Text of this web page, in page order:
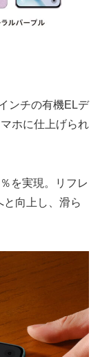
ンチの有機ELデ
ホに仕上げられ
を実現。リフレ
向上し、滑ら